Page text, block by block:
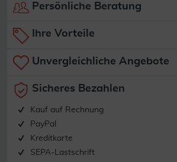
Persönliche Beratung
Ihre Vorteile
Unvergleichliche Angebote
Sicheres Bezahlen
Kauf auf Rechnung
PayPal
Kreditkarte
SEPA-Lastschrift